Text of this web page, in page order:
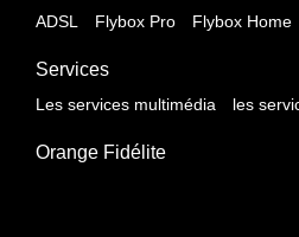
ADSL Flybox Pro Flybox Home
Services
Les services multimédia les
Orange Fidélite